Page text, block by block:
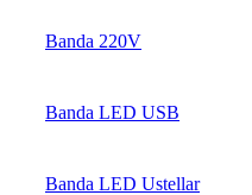
Banda 220V
Banda LED USB
Banda LED Ustellar